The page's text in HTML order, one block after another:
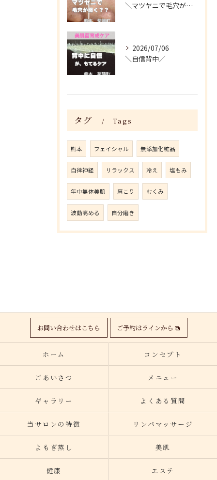
＼マツヤニで毛穴が開く？／
2026/07/06
＼自信背中／
タグ Tags
熊本 フェイシャル 無添加化粧品
自律神経 リラックス 冷え 塩もみ
年中無休美肌 肩こり むくみ
波動高める 自分磨き
お問い合わせはこちら ご予約はラインから
ホーム コンセプト
ごあいさつ メニュー
ギャラリー よくある質問
当サロンの特徴 リンパマッサージ
よもぎ蒸し 美肌
健康 エステ